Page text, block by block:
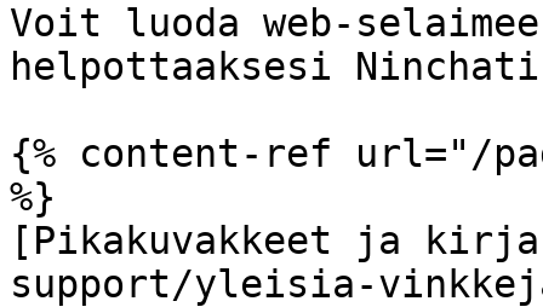
Voit luoda web-
helpottaaksesi
{% content-ref url="/
%}
[Pikakuvakkeet ja
support/yleisia-